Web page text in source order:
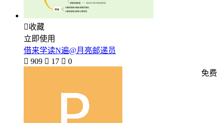
收藏
立即使用
借来学读N遍@月亮邮递员
 909  17  0
免费